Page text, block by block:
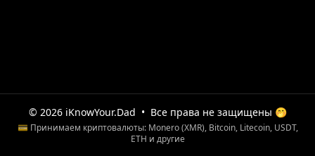
© 2026 iKnowYour.Dad • Все права не защищены 🤭
💳 Принимаем криптовалюты: Monero (XMR), Bitcoin, Litecoin, USDT,
ETH и другие